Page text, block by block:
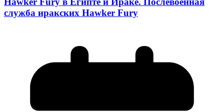
служба иракских Hawker Fury